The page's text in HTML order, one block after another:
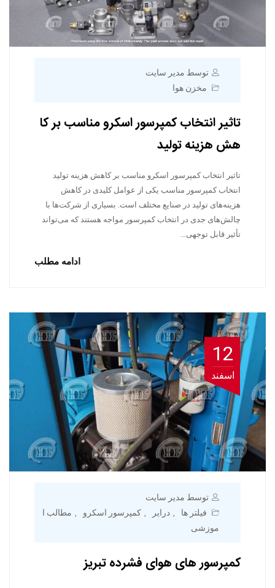
توسط مدیر سایت
مخزن هوا
تاثیر انتخاب کمپرسور اسکرو مناسب بر کا
هش هزینه تولید
تاثیر انتخاب کمپرسور اسکرو مناسب بر کاهش هزینه تولید
انتخاب کمپرسور مناسب یکی از عوامل کلیدی در کاهش
هزینه‌های تولید در صنایع مختلف است. بسیاری از شرکت‌ها با
چالش‌های جدی در انتخاب کمپرسور مواجه هستند که می‌تواند
تأثیر قابل توجهی…
ادامه مطلب
12
اسفند
توسط مدیر سایت
فیلتر ها
, درایر , کمپرسور اسکرو , مطالب ا
موزشی
کمپرسور های هوای فشرده تبریز